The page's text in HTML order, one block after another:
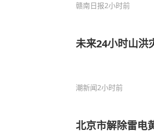
赣南日报2小时前
未来24小时山洪
潮新闻2小时前
北京市解除雷电